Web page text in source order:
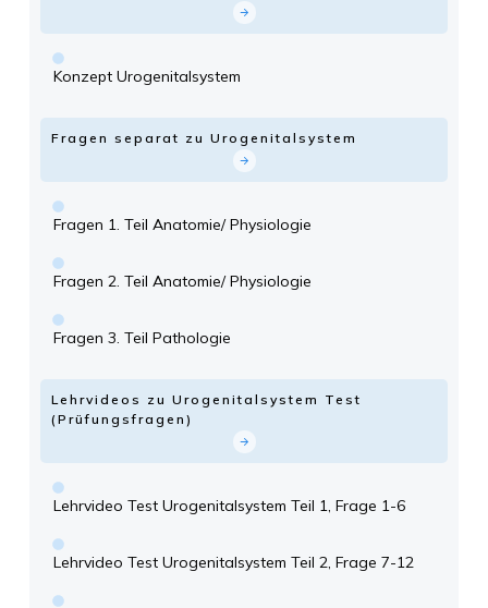
Konzept Urogenitalsystem
Fragen separat zu Urogenitalsystem
Fragen 1. Teil Anatomie/ Physiologie
Fragen 2. Teil Anatomie/ Physiologie
Fragen 3. Teil Pathologie
Lehrvideos zu Urogenitalsystem Test
(Prüfungsfragen)
Lehrvideo Test Urogenitalsystem Teil 1, Frage 1-6
Lehrvideo Test Urogenitalsystem Teil 2, Frage 7-12